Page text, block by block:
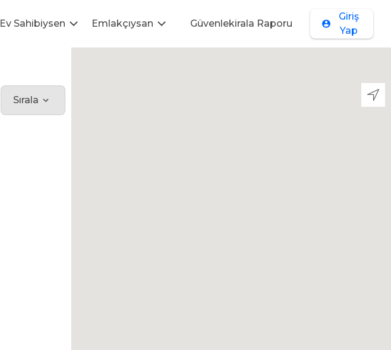
Ev Sahibiysen Emlakçıysan Güvenlekirala Raporu
Giriş
Yap
Sırala